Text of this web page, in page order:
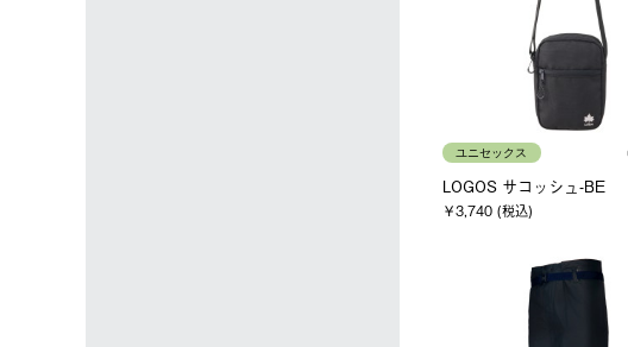
ユニセックス
LOGOS サコッシュ-BE
￥3,740 (税込)